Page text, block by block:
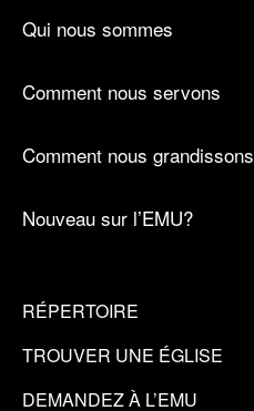
Qui nous sommes
Comment nous servons
Comment nous grandissons
Nouveau sur l’EMU?
RÉPERTOIRE
TROUVER UNE ÉGLISE
DEMANDEZ À L’EMU